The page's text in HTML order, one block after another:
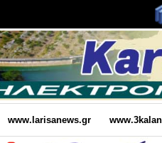
www.larisanews.gr